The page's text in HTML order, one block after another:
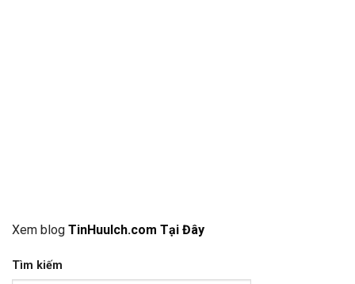
Xem blog TinHuuIch.com Tại Đây
Tìm kiếm